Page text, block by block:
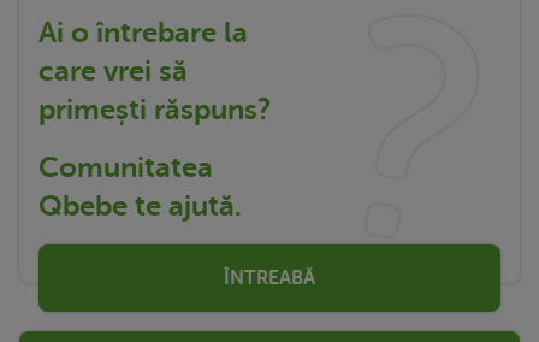
Ai o întrebare la
care vrei să
primești răspuns?
Comunitatea
Qbebe te ajută.
ÎNTREABĂ